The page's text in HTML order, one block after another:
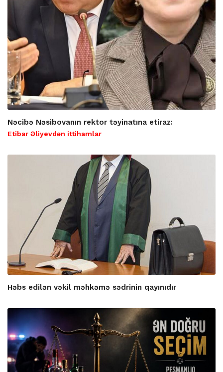
Nəcibə Nəsibovanın rektor təyinatına etiraz:
Etibar Əliyevdən ittihamlar
Həbs edilən vəkil məhkəmə sədrinin qayınıdır